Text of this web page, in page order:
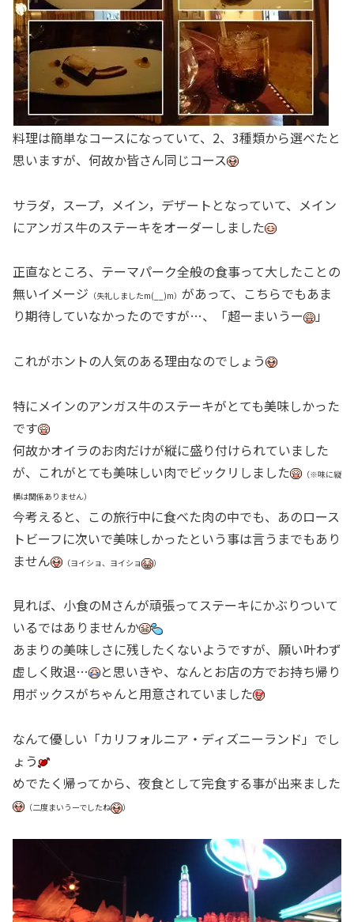
料理は簡単なコースになっていて、2、3種類から選べたと
思いますが、何故か皆さん同じコース
サラダ，スープ，メイン，デザートとなっていて、メイン
にアンガス牛のステーキをオーダーしました
正直なところ、テーマパーク全般の食事って大したことの
無いイメージ （失礼しましたm(__)m） があって、こちらでもあま
り期待していなかったのですが…、「超ーまいうー
」
これがホントの人気のある理由なのでしょう
特にメインのアンガス牛のステーキがとても美味しかった
です
何故かオイラのお肉だけが縦に盛り付けられていました
が、これがとても美味しい肉でビックリしました
（※味に縦
横は関係ありません）
今考えると、この旅行中に食べた肉の中でも、あのロース
トビーフに次いで美味しかったという事は言うまでもあり
ません
（ヨイショ、ヨイショ ）
見れば、小食のMさんが頑張ってステーキにかぶりついて
いるではありませんか
あまりの美味しさに残したくないようですが、願い叶わず
虚しく敗退…
と思いきや、なんとお店の方でお持ち帰り
用ボックスがちゃんと用意されていました
なんて優しい「カリフォルニア・ディズニーランド」でし
ょう
めでたく帰ってから、夜食として完食する事が出来ました
（二度まいうーでしたね ）